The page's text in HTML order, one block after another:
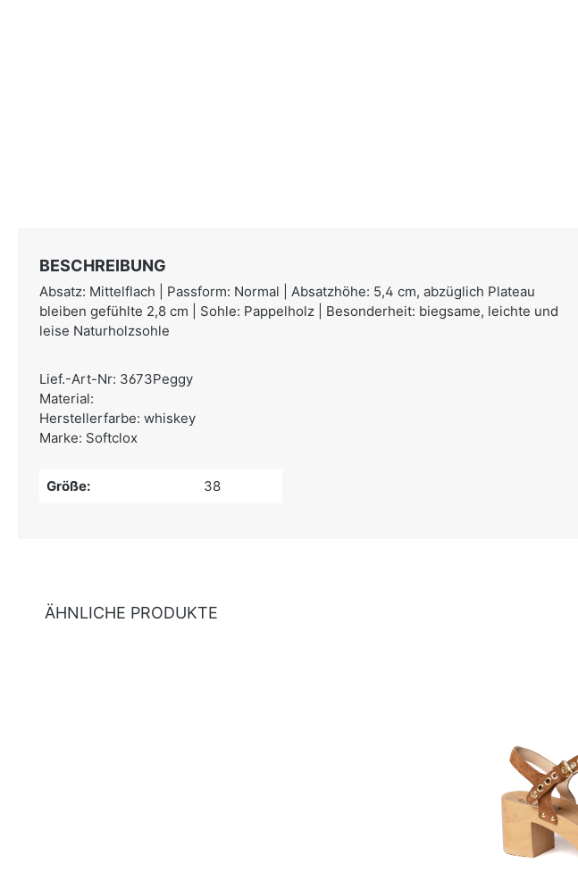
BESCHREIBUNG
Absatz: Mittelflach | Passform: Normal | Absatzhöhe: 5,4 cm, abzüglich Plateau
bleiben gefühlte 2,8 cm | Sohle: Pappelholz | Besonderheit: biegsame, leichte und
leise Naturholzsohle
Lief.-Art-Nr: 3673Peggy
Material:
Herstellerfarbe: whiskey
Marke: Softclox
Größe: 38
ÄHNLICHE PRODUKTE